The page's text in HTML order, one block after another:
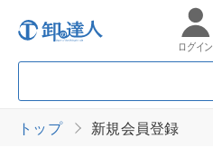
ログイン
トップ 新規会員登録